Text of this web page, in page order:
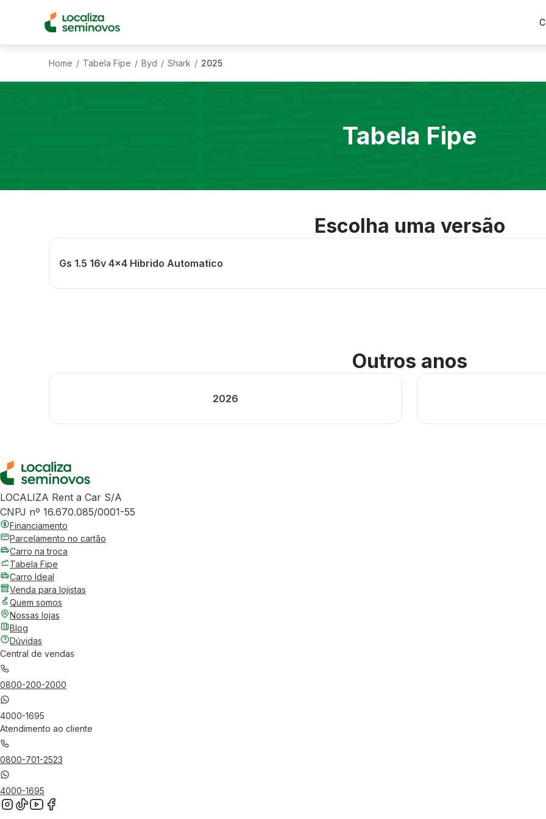
Home / Tabela Fipe / Byd / Shark / 2025
Tabela Fipe
Escolha uma versão
Gs 1.5 16v 4x4 Hibrido Automatico
Outros anos
2026
LOCALIZA Rent a Car S/A
CNPJ nº 16.670.085/0001-55
Financiamento
Parcelamento no cartão
Carro na troca
Tabela Fipe
Carro Ideal
Venda para lojistas
Quem somos
Nossas lojas
Blog
Dúvidas
Central de vendas
0800-200-2000
4000-1695
Atendimento ao cliente
0800-701-2523
4000-1695